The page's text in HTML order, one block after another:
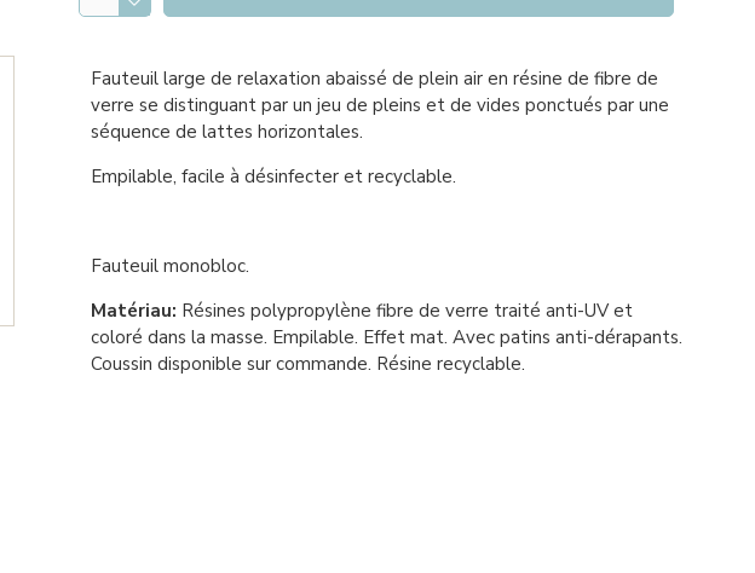
Fauteuil large de relaxation abaissé de plein air en résine de fibre de
verre se distinguant par un jeu de pleins et de vides ponctués par une
séquence de lattes horizontales.
Empilable, facile à désinfecter et recyclable.
Fauteuil monobloc.
Matériau: Résines polypropylène fibre de verre traité anti-UV et
coloré dans la masse. Empilable. Effet mat. Avec patins anti-dérapants.
Coussin disponible sur commande. Résine recyclable.